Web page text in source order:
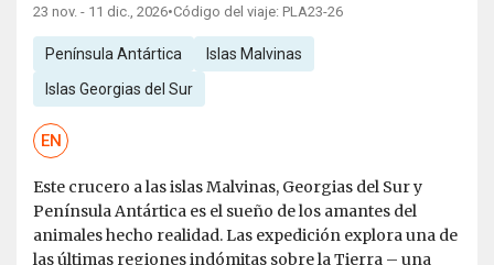
23 nov. - 11 dic., 2026•Código del viaje: PLA23-26
Península Antártica Islas Malvinas
Islas Georgias del Sur
EN
Este crucero a las islas Malvinas, Georgias del Sur y
Península Antártica es el sueño de los amantes del
animales hecho realidad. Las expedición explora una de
las últimas regiones indómitas sobre la Tierra – una